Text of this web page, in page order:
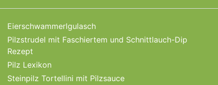
Eierschwammerlgulasch
Pilzstrudel mit Faschiertem und Schnittlauch-Dip
Rezept
Pilz Lexikon
Steinpilz Tortellini mit Pilzsauce